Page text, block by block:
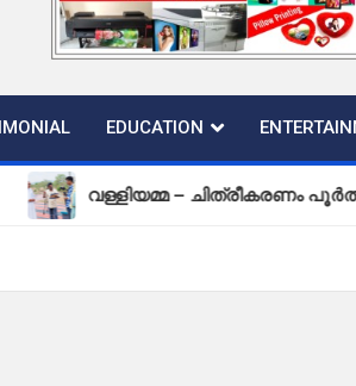
EDUCATION
– ചിത്രീകരണം പൂർത്തിയായി